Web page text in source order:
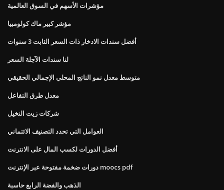
مؤشرات الأسهم في السوق العالمية
مؤشر كبير ماك كولومبيا
أفضل سندات الادخار ذات السعر الثابت 3 سنوات
لنا سندات الآجلة السعر
متوسط ​​معدل نمو الناتج المحلي الإجمالي الحقيقي
معدل طرق التفاعل
شركات زيت النخيل
العوامل التي تحدد التصنيف الائتماني
أفضل الدورات لكسب المال على الانترنت
دورات ضخمة مفتوحة عبر الإنترنت moocs pdf
الذهب والفضة الرابع حاسبة